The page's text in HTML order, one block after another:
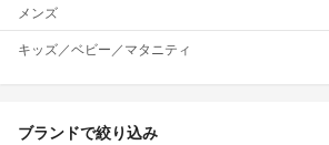
メンズ
キッズ／ベビー／マタニティ
ブランドで絞り込み